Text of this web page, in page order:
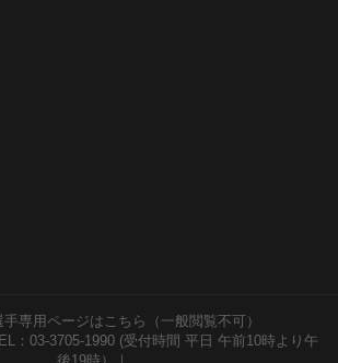
専用ページはこちら（一般閲覧不可）
：03-3705-1990 (受付時間 平日 午前10時より午